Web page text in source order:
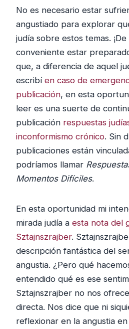
No es necesario estar
angustiado para explorar
judía sobre estos temas.
conveniente estar
que, a diferencia de aquel
escribí en caso de
publicación, en esta
leer es una suerte de
publicación respuestas
inconformismo crónico. Sin
publicaciones están
podríamos llamar
Momentos Difíciles.
En esta oportunidad mi
mirada judía a esta nota del
Sztajnszrajber.
descripción fantástica del
angustia. ¿Pero qué
entendido qué es ese
Sztajnszrajber no nos
directa. Nos dice que ni
reflexionar en la angustia